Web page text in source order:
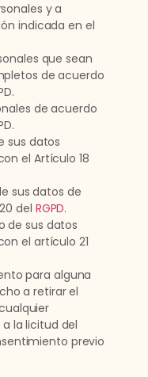
y a
indicada en el
que sean
de acuerdo
de acuerdo
sus datos
el Artículo 18
sus datos de
del RGPD.
de sus datos
el artículo 21
para alguna
a retirar el
la licitud del
previo